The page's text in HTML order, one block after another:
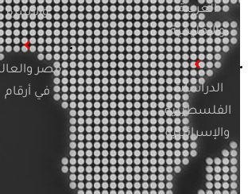
العربية
والإقليمية
الدراسات
الفلسطينية
والإسرائيلية
والأسرة
مصر والعالم
في أرقام